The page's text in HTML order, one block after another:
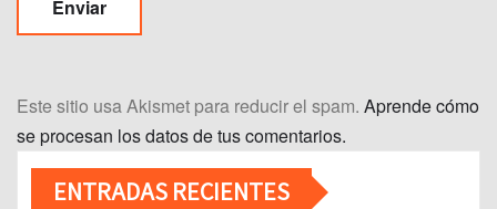
Este sitio usa Akismet para reducir el spam. Aprende cómo
se procesan los datos de tus comentarios.
ENTRADAS RECIENTES